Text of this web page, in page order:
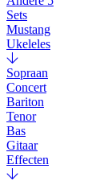
Sets
Mustang
Ukeleles
Sopraan
Concert
Bariton
Tenor
Bas
Gitaar
Effecten